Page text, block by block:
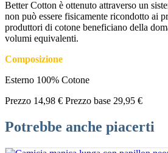
Better Cotton è ottenuto attraverso un
non può essere fisicamente ricondotto ai
produttori di cotone beneficiano della
volumi equivalenti.
Composizione
Esterno 100% Cotone
Prezzo 14,98 € Prezzo base 29,95 €
Potrebbe anche piacerti